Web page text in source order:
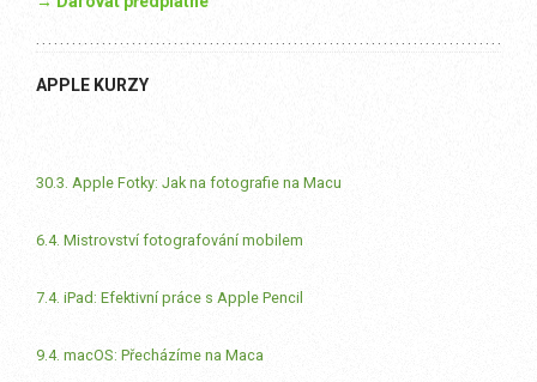
APPLE KURZY
30.3. Apple Fotky: Jak na fotografie na Macu
6.4. Mistrovství fotografování mobilem
7.4. iPad: Efektivní práce s Apple Pencil
9.4. macOS: Přecházíme na Maca